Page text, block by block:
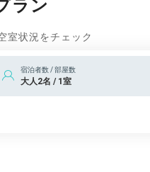
ラン
室状況をチェック
宿泊者数 / 部屋数
大人2名 / 1室